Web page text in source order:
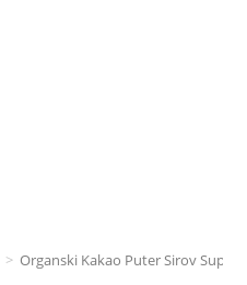
> Organski Kakao Puter Sirov